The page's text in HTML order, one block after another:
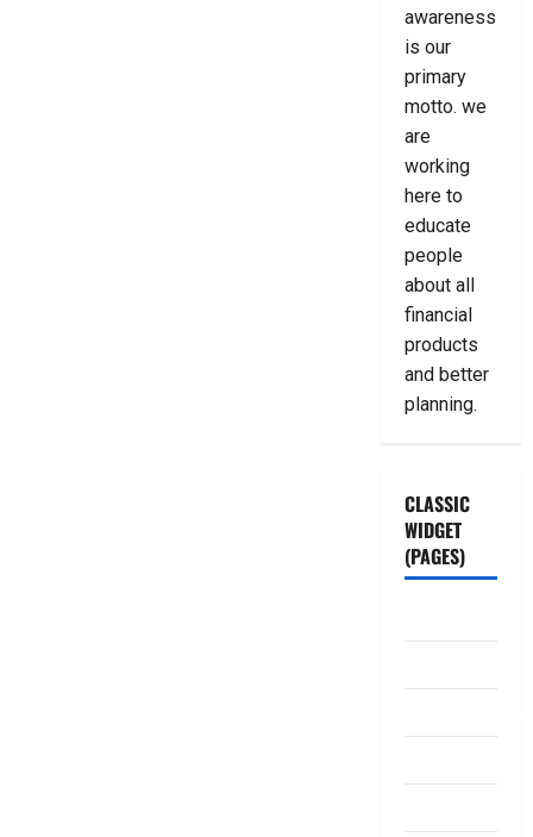
awareness
is our
primary
motto. we
are
working
here to
educate
people
about all
financial
products
and better
planning.
CLASSIC
WIDGET
(PAGES)